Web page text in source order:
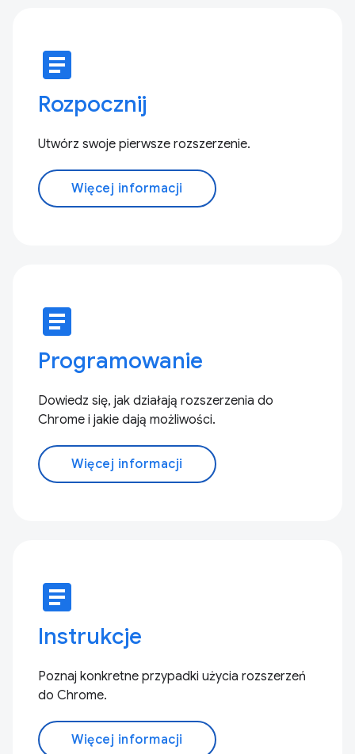
article
Rozpocznij
Utwórz swoje pierwsze rozszerzenie.
Więcej informacji
article
Programowanie
Dowiedz się, jak działają rozszerzenia do
Chrome i jakie dają możliwości.
Więcej informacji
article
Instrukcje
Poznaj konkretne przypadki użycia rozszerzeń
do Chrome.
Więcej informacji